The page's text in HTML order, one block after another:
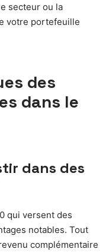
secteur ou la
votre portefeuille
des
dans le
dans des
qui versent des
notables. Tout
complémentaire